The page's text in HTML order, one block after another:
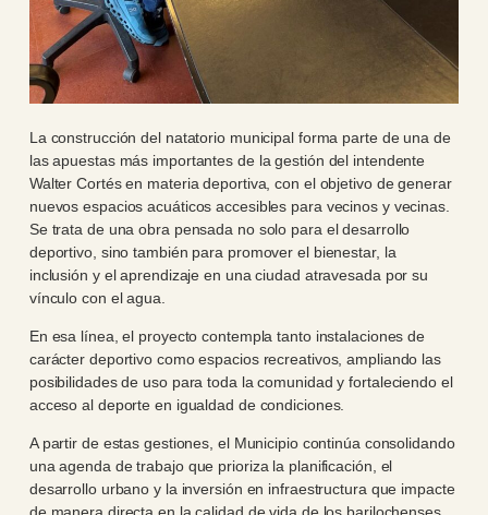
La construcción del natatorio municipal forma parte de una de
las apuestas más importantes de la gestión del intendente
Walter Cortés en materia deportiva, con el objetivo de generar
nuevos espacios acuáticos accesibles para vecinos y vecinas.
Se trata de una obra pensada no solo para el desarrollo
deportivo, sino también para promover el bienestar, la
inclusión y el aprendizaje en una ciudad atravesada por su
vínculo con el agua.
En esa línea, el proyecto contempla tanto instalaciones de
carácter deportivo como espacios recreativos, ampliando las
posibilidades de uso para toda la comunidad y fortaleciendo el
acceso al deporte en igualdad de condiciones.
A partir de estas gestiones, el Municipio continúa consolidando
una agenda de trabajo que prioriza la planificación, el
desarrollo urbano y la inversión en infraestructura que impacte